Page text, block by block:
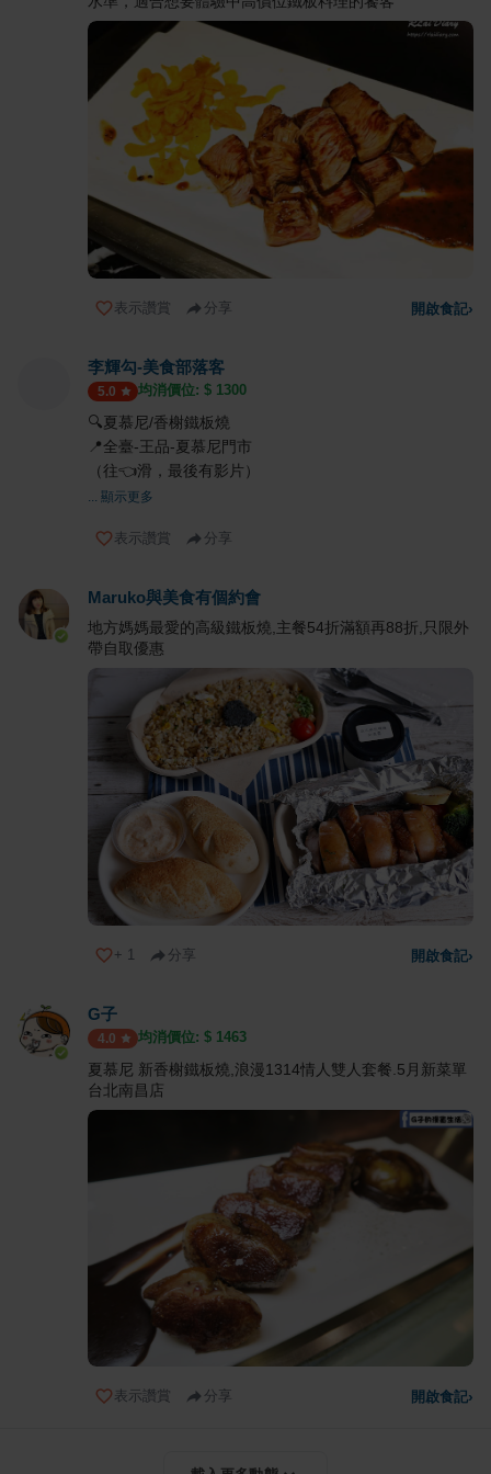
表示讚賞 分享 開啟食記›
李輝勾-美食部落客
5.0 均消價位: $ 1300
🔍夏慕尼/香榭鐵板燒
📍全臺-王品-夏慕尼門市
（往👈滑，最後有影片）
... 顯示更多
表示讚賞 分享
Maruko與美食有個約會
地方媽媽最愛的高級鐵板燒,主餐54折滿額再88折,只限外
帶自取優惠
+ 1 分享 開啟食記›
G子
4.0 均消價位: $ 1463
夏慕尼 新香榭鐵板燒,浪漫1314情人雙人套餐.5月新菜單
台北南昌店
表示讚賞 分享 開啟食記›